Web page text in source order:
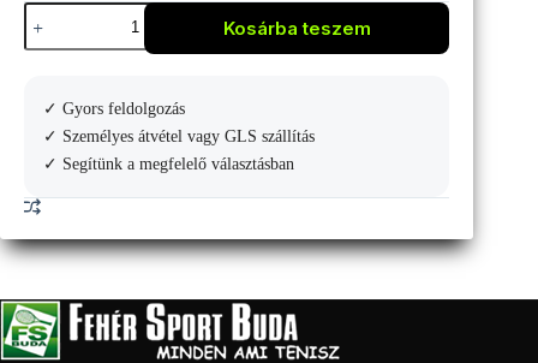
Wilson
Pro
Performance
mennyiség
Kosárba teszem
✓ Gyors feldolgozás
✓ Személyes átvétel vagy GLS szállítás
✓ Segítünk a megfelelő választásban